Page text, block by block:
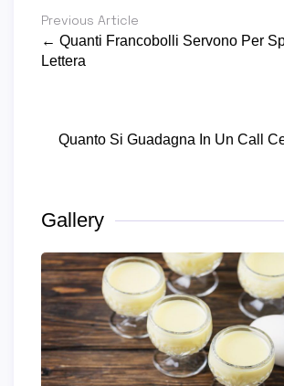
Previous Article
← Quanti Francobolli Servono Per
Lettera
Quanto Si Guadagna In Un Call
Gallery